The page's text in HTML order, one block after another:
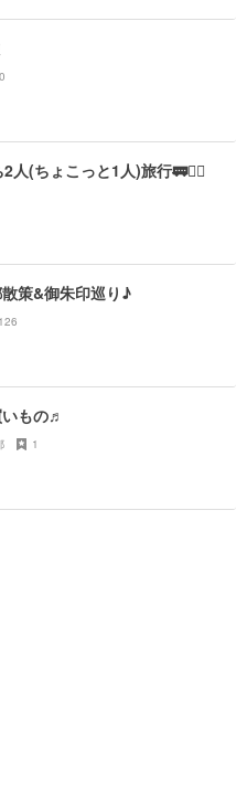
0
人(ちょこっと1人)旅行🚃🚶‍♀️
策&御朱印巡り♪
126
もの♬
1